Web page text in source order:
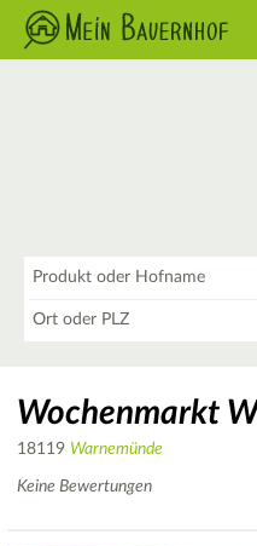
Wochenmarkt
18119 Warnemünde
Keine Bewertungen